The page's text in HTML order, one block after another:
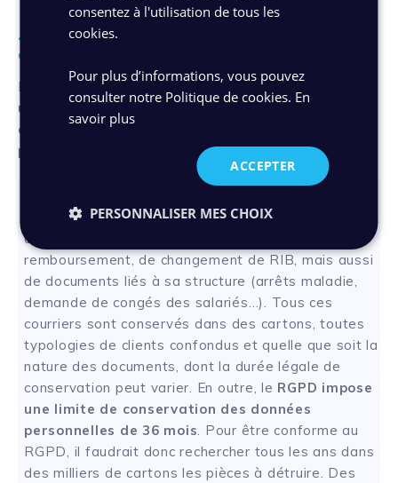
4. Faut-il procéder à une numérisation difèle
des courriers entrants ?
La numérisation fidèle des
courriers entrants est
un atout pour garantir la durée de
conservation
par le RGPD
reçoit 2 000 courriers par jour. Son courrier entrant
est constitué de demande d’adhésion, de
remboursement, de changement de RIB, mais aussi
de documents liés à sa structure (arrêts maladie,
demande de congés des salariés…). Tous ces
courriers sont conservés dans des cartons, toutes
typologies de clients confondus et quelle que soit la
nature des documents, dont la durée légale de
conservation peut varier. En outre, le RGPD impose
une limite de conservation des données
personnelles de 36 mois. Pour être conforme au
RGPD, il faudrait donc rechercher tous les ans dans
des milliers de cartons les pièces à détruire. Des
consentez à l'utilisation de tous les
cookies.
Pour plus d’informations, vous pouvez
consulter notre Politique de cookies. En
savoir plus
ACCEPTER
PERSONNALISER MES CHOIX